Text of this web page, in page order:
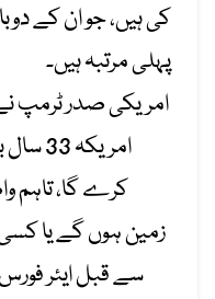
کی ہیں، جو ان کے
پہلی مرتبہ ہیں۔
کرے گا، تاہم
زمین ہوں گے یا کسی
سے قبل ایئر